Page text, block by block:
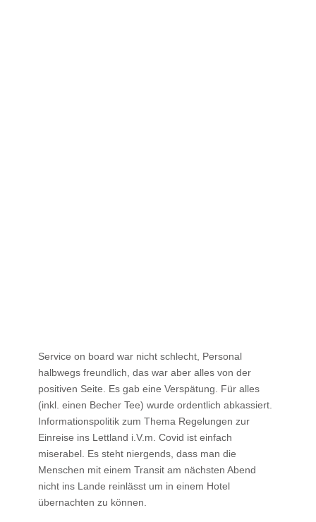
Service on board war nicht schlecht, Personal
halbwegs freundlich, das war aber alles von der
positiven Seite. Es gab eine Verspätung. Für alles
(inkl. einen Becher Tee) wurde ordentlich abkassiert.
Informationspolitik zum Thema Regelungen zur
Einreise ins Lettland i.V.m. Covid ist einfach
miserabel. Es steht niergends, dass man die
Menschen mit einem Transit am nächsten Abend
nicht ins Lande reinlässt um in einem Hotel
übernachten zu können.